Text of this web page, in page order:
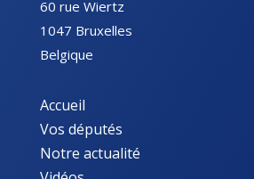
60 rue Wiertz
1047 Bruxelles
Belgique
Accueil
Vos députés
Notre actualité